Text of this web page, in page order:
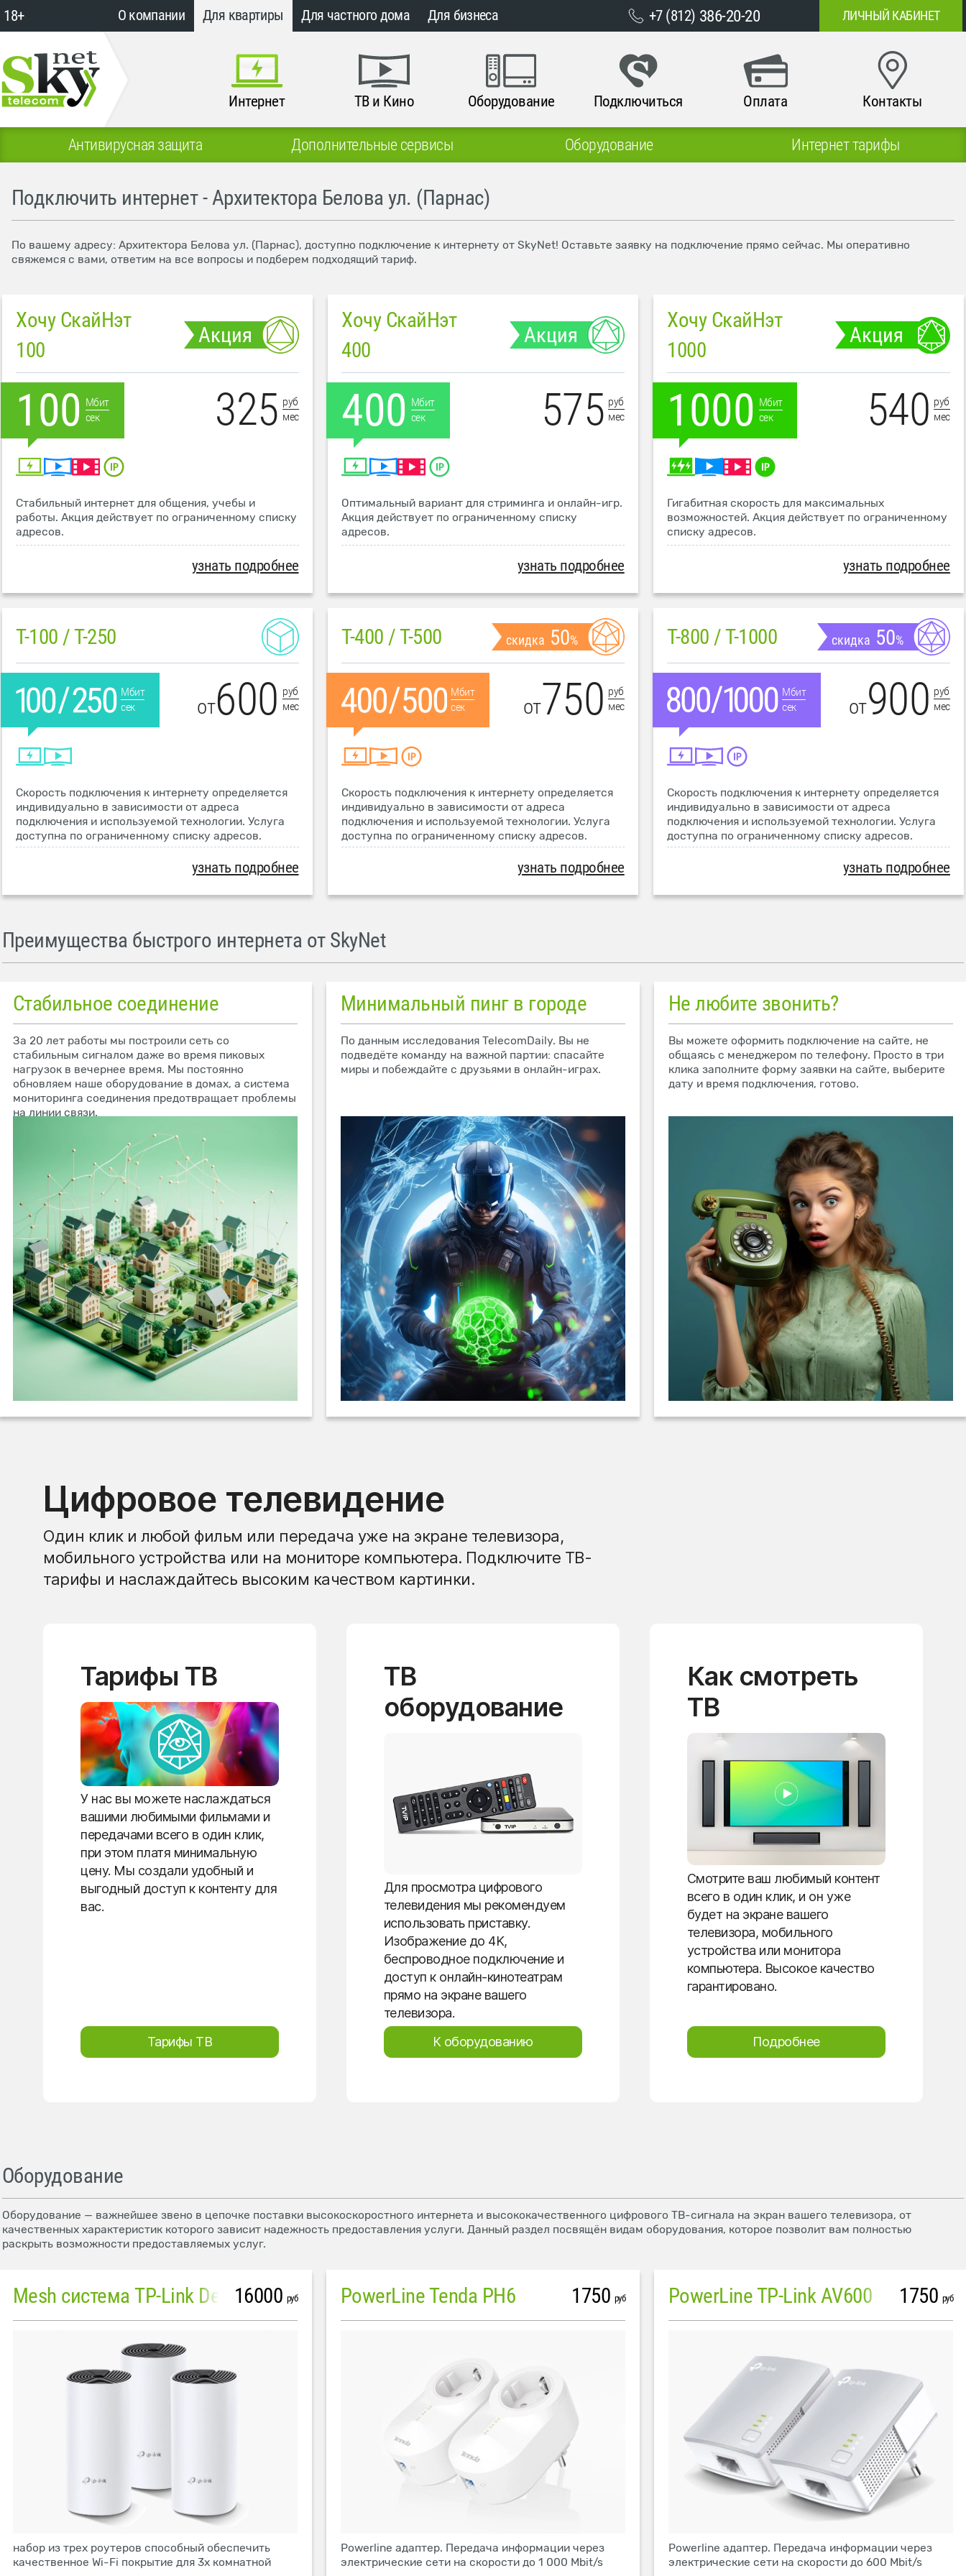
18+ О компании Для квартиры Для частного дома Для бизнеса +7 (812) 386-20-20 ЛИЧНЫЙ КАБИНЕТ
Интернет ТВ и Кино Оборудование Подключиться Оплата Контакты
Антивирусная защита Дополнительные сервисы Оборудование Интернет тарифы
Подключить интернет - Архитектора Белова ул. (Парнас)
По вашему адресу: Архитектора Белова ул. (Парнас), доступно подключение к интернету от SkyNet! Оставьте заявку на подключение прямо сейчас. Мы оперативно
свяжемся с вами, ответим на все вопросы и подберем подходящий тариф.
Хочу СкайНэт
100
Акция
100 Мбит
сек
325 руб
мес
Стабильный интернет для общения, учебы и
работы. Акция действует по ограниченному списку
адресов.
узнать подробнее
Хочу СкайНэт
400
Акция
400 Мбит
сек
575 руб
мес
Оптимальный вариант для стриминга и онлайн-игр.
Акция действует по ограниченному списку
адресов.
узнать подробнее
Хочу СкайНэт
1000
Акция
1000 Мбит
сек
540 руб
мес
Гигабитная скорость для максимальных
возможностей. Акция действует по ограниченному
списку адресов.
узнать подробнее
T-100 / T-250
Мбит
сек
от600 руб
мес
Скорость подключения к интернету определяется
индивидуально в зависимости от адреса
подключения и используемой технологии. Услуга
доступна по ограниченному списку адресов.
узнать подробнее
T-400 / T-500 скидка 50%
Мбит
сек
от750 руб
мес
Скорость подключения к интернету определяется
индивидуально в зависимости от адреса
подключения и используемой технологии. Услуга
доступна по ограниченному списку адресов.
узнать подробнее
T-800 / T-1000 скидка 50%
Мбит
сек
от900 руб
мес
Скорость подключения к интернету определяется
индивидуально в зависимости от адреса
подключения и используемой технологии. Услуга
доступна по ограниченному списку адресов.
узнать подробнее
Преимущества быстрого интернета от SkyNet
Стабильное соединение
За 20 лет работы мы построили сеть со
стабильным сигналом даже во время пиковых
нагрузок в вечернее время. Мы постоянно
обновляем наше оборудование в домах, а система
мониторинга соединения предотвращает проблемы
на линии связи.
Минимальный пинг в городе
По данным исследования TelecomDaily. Вы не
подведёте команду на важной партии: спасайте
миры и побеждайте с друзьями в онлайн-играх.
Не любите звонить?
Вы можете оформить подключение на сайте, не
общаясь с менеджером по телефону. Просто в три
клика заполните форму заявки на сайте, выберите
дату и время подключения, готово.
Цифровое телевидение
Один клик и любой фильм или передача уже на экране телевизора,
мобильного устройства или на мониторе компьютера. Подключите ТВ-
тарифы и наслаждайтесь высоким качеством картинки.
Тарифы ТВ
У нас вы можете наслаждаться
вашими любимыми фильмами и
передачами всего в один клик,
при этом платя минимальную
цену. Мы создали удобный и
выгодный доступ к контенту для
вас.
Тарифы ТВ
ТВ
оборудование
Для просмотра цифрового
телевидения мы рекомендуем
использовать приставку.
Изображение до 4K,
беспроводное подключение и
доступ к онлайн-кинотеатрам
прямо на экране вашего
телевизора.
К оборудованию
Как смотреть
ТВ
Смотрите ваш любимый контент
всего в один клик, и он уже
будет на экране вашего
телевизора, мобильного
устройства или монитора
компьютера. Высокое качество
гарантировано.
Подробнее
Оборудование
Оборудование — важнейшее звено в цепочке поставки высокоскоростного интернета и высококачественного цифрового ТВ-сигнала на экран вашего телевизора, от
качественных характеристик которого зависит надежность предоставления услуги. Данный раздел посвящён видам оборудования, которое позволит вам полностью
раскрыть возможности предоставляемых услуг.
Mesh система TP-Link Deco M4 (3 устройства)
16000 руб
набор из трех роутеров способный обеспечить
качественное Wi-Fi покрытие для 3х комнатной
PowerLine Tenda PH6 1750 руб
Powerline адаптер. Передача информации через
электрические сети на скорости до 1 000 Mbit/s
PowerLine TP-Link AV600 1750 руб
Powerline адаптер. Передача информации через
электрические сети на скорости до 600 Mbit/s